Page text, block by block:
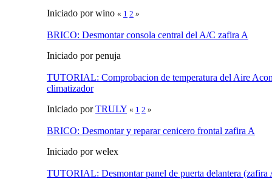
Iniciado por wino « 1 2 »
BRICO: Desmontar consola central del A/C zafira A
Iniciado por penuja
TUTORIAL: Comprobacion de temperatura del Aire
climatizador
Iniciado porTRULY « 1 2 »
BRICO: Desmontar y reparar cenicero frontal zafira A
Iniciado por welex
TUTORIAL: Desmontar panel de puerta delantera (zafira